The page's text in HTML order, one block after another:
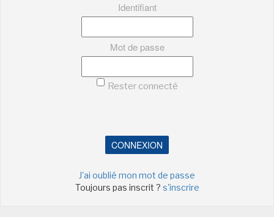
ÉVÉNEMENTS
&ÉDITEURS
EDITEURS & COLLECTIONS
Identifiant
Mot de passe
Rester connecté
CONNEXION
J'ai oublié mon mot de passe
Toujours pas inscrit ? s'inscrire